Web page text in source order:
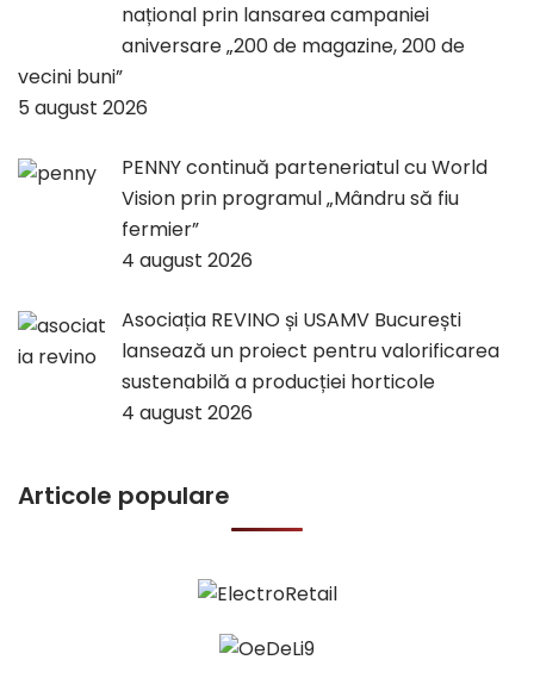
național prin lansarea campaniei
aniversare „200 de magazine, 200 de
vecini buni”
5 august 2026
PENNY continuă parteneriatul cu World
Vision prin programul „Mândru să fiu
fermier”
4 august 2026
Asociația REVINO și USAMV București
lansează un proiect pentru valorificarea
sustenabilă a producției horticole
4 august 2026
Articole populare